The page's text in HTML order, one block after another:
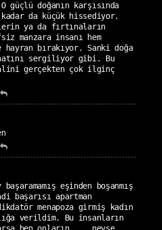
güçlü doğanın karşısında
da küçük hissediyor.
ya da fırtınaların
manzara insanı hem
hayran bırakıyor. Sanki doğa
sergiliyor gibi. Bu
gerçekten çok ilginç
eşinden boşanmış
başarısı apartman
menapoza girmiş kadın
verildim. Bu insanların